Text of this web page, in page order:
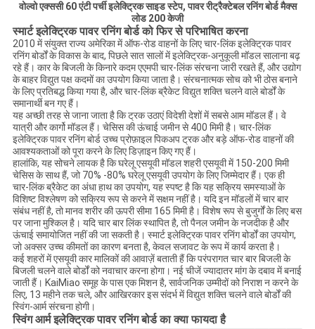
वोल्वो एक्ससी 60 एंटी पर्ची इलेक्ट्रिक साइड स्टेप, पावर रीट्रैक्टेबल रनिंग बोर्ड मैक्स
लोड 200 केजी
स्मार्ट इलेक्ट्रिक पावर रनिंग बोर्ड को फिर से परिभाषित करना
2010 में संयुक्त राज्य अमेरिका में ऑफ-रोड वाहनों के लिए चार-लिंक इलेक्ट्रिक पावर
रनिंग बोर्डों के विकास के बाद, पिछले सात सालों में इलेक्ट्रिक-अनुकूली मॉडल सालाना बढ़
रहे हैं। कार के बिजली के किनारे कदम एएमपी चार-लिंक संरचना जारी रखते हैं, और उद्योग
के बाहर विद्युत पक्ष कदमों का उपयोग किया जाता है। संरचनात्मक सोच को भी ठोस बनाने
के लिए प्रतिबद्ध किया गया है, और चार-लिंक ब्रैकेट विद्युत शक्ति चलने वाले बोर्डों के
समानार्थी बन गए हैं।
यह अच्छी तरह से जाना जाता है कि ट्रक उठाएं विदेशी देशों में सबसे आम मॉडल हैं। वे
यात्री और कार्गो मॉडल हैं। चेसिस की ऊंचाई जमीन से 400 मिमी है। चार-लिंक
इलेक्ट्रिक पावर रनिंग बोर्ड उच्च प्रोफ़ाइल पिकअप ट्रक और बड़े ऑफ-रोड वाहनों की
आवश्यकताओं को पूरा करने के लिए डिज़ाइन किए गए हैं।
हालांकि, यह सोचने लायक है कि घरेलू एसयूवी मॉडल शहरी एसयूवी में 150-200 मिमी
चेसिस के साथ हैं, जो 70% -80% घरेलू एसयूवी उपयोग के लिए जिम्मेदार हैं। एक ही
चार-लिंक ब्रैकेट का अंधा हाथ का उपयोग, यह स्पष्ट है कि यह सक्रिय समस्याओं के
विशिष्ट विश्लेषण को सक्रिय रूप से करने में सक्षम नहीं है। यदि इन मॉडलों में चार बार
संबंध नहीं है, तो मानव शरीर की ऊपरी सीमा 165 मिमी है। विशेष रूप से बुजुर्गों के लिए बस
पर जाना मुश्किल है। यदि चार बार लिंक स्थापित है, तो पैनल जमीन के नजदीक है और
ऊंचाई समायोजित नहीं की जा सकती है। स्मार्ट इलेक्ट्रिक पावर रनिंग बोर्डों का उपयोग,
जो अक्सर उच्च कीमतों का कारण बनता है, केवल सजावट के रूप में कार्य करता है।
कई शहरों में एसयूवी कार मालिकों की आवाज़ें बताती हैं कि परंपरागत चार बार बिजली के
बिजली चलने वाले बोर्डों को नवाचार करना होगा। नई चीजें ज्यादातर मांग के दबाव में बनाई
जाती हैं। KaiMiao समूह के पास एक मिशन है, सार्वजनिक उम्मीदों को निराश न करने के
लिए, 13 महीने तक चले, और आखिरकार इस संदर्भ में विद्युत शक्ति चलने वाले बोर्डों की
स्विंग-आर्म संरचना होगी।
स्विंग आर्म इलेक्ट्रिक पावर रनिंग बोर्ड का क्या फायदा है